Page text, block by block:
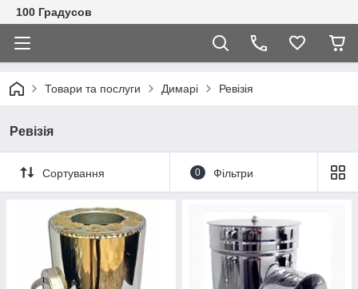
100 Градусов
Товари та послуги Димарі Ревізія
Ревізія
Сортування 0 Фільтри